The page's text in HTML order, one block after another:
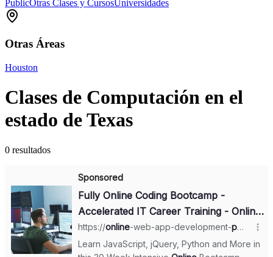
PublicOtras Clases y CursosUniversidades
Otras Áreas
Houston
Clases de Computación en el
estado de Texas
0 resultados